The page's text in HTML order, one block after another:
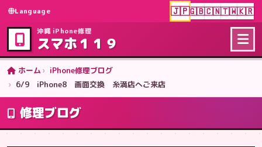
Language 🇯🇵🇬🇧🇨🇳🇹🇼🇰🇷
沖縄 iPhone修理
スマホ１１９
ホーム
iPhone修理ブログ
6/9 iPhone8 画面交換 糸満店へご来店
修理ブログ